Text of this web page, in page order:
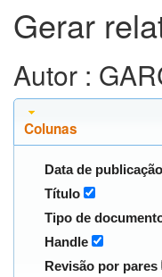
Gerar
Autor :
Colunas
Data de publicação
Título
Tipo de
Handle
Revisão por pares